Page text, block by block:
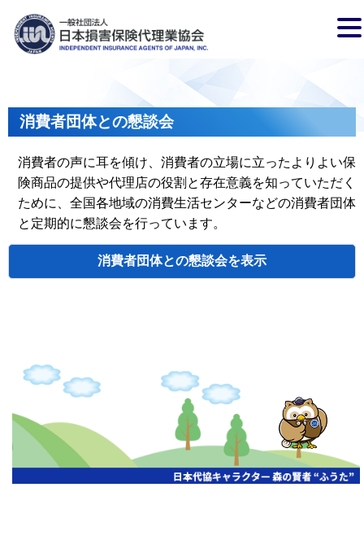
消費者団体との懇談会
消費者の声に耳を傾け、消費者の立場に立ったよりよい保
険商品の提供や代理店の役割と存在意義を知っていただく
ために、全国各地域の消費生活センターなどの消費者団体
と定期的に懇談会を行っています。
消費者団体との懇談会
申し訳ございません、この年度の情報はまだありません。